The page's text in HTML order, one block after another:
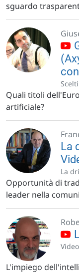
sguardo
Quali titoli
artificiale?
La
La
Opportunità di
leader nella
L'impiego